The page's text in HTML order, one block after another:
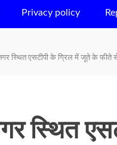
Privacy policy
स्थित एसटीपी के ग्रिल में जूते के फीते
स्थित